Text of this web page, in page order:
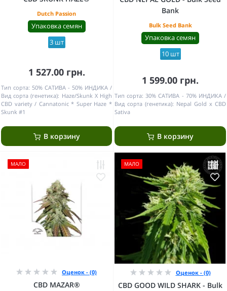
Dutch Passion
Упаковка семян
3 шт
1 527.00 грн.
Тип сорта: 50% САТИВА - 50% ИНДИКА
Вид сорта (генетика): Haze/Skunk X High
CBD variety / Cannatonic * Super Haze *
Skunk #1
В корзину
Bank
Bulk Seed Bank
Упаковка семян
10 шт
1 599.00 грн.
Тип сорта: 30% САТИВА - 70% ИНДИКА
Вид сорта (генетика): Nepal Gold x CBD
Sativa
В корзину
МАЛО
Оценок - (0)
CBD MAZAR®
МАЛО
Оценок - (0)
CBD GOOD WILD SHARK - Bulk